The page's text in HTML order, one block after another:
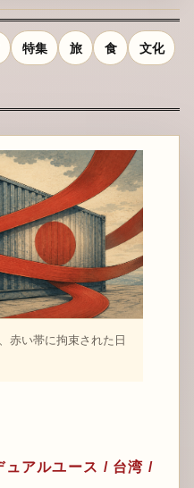
特集 旅 食 文化
赤い帯に拘束された日
アルユース / 台湾 /